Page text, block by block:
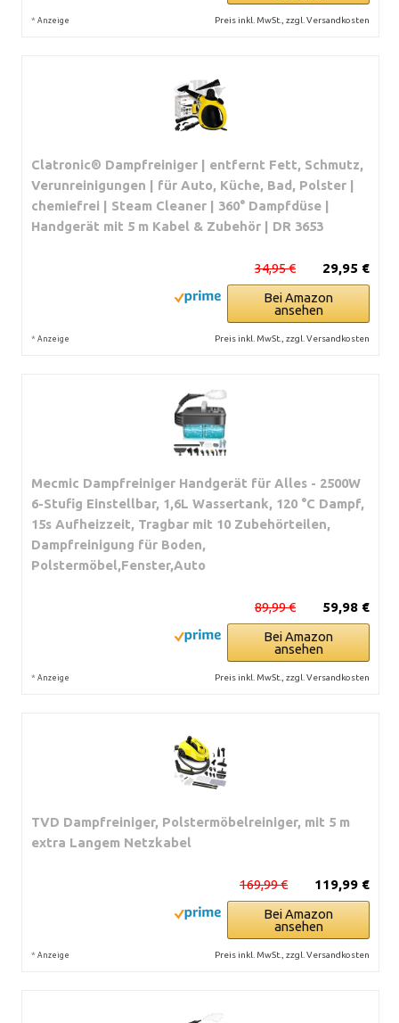
* Anzeige Preis inkl. MwSt., zzgl. Versandkosten
Clatronic® Dampfreiniger | entfernt Fett, Schmutz,
Verunreinigungen | für Auto, Küche, Bad, Polster |
chemiefrei | Steam Cleaner | 360° Dampfdüse |
Handgerät mit 5 m Kabel & Zubehör | DR 3653
29,95 €
34,95 €
Bei Amazon
ansehen
* Anzeige Preis inkl. MwSt., zzgl. Versandkosten
Mecmic Dampfreiniger Handgerät für Alles - 2500W
6-Stufig Einstellbar, 1,6L Wassertank, 120 °C Dampf,
15s Aufheizzeit, Tragbar mit 10 Zubehörteilen,
Dampfreinigung für Boden,
Polstermöbel,Fenster,Auto
59,98 €
89,99 €
Bei Amazon
ansehen
* Anzeige Preis inkl. MwSt., zzgl. Versandkosten
TVD Dampfreiniger, Polstermöbelreiniger, mit 5 m
extra Langem Netzkabel
119,99 €
169,99 €
Bei Amazon
ansehen
* Anzeige Preis inkl. MwSt., zzgl. Versandkosten